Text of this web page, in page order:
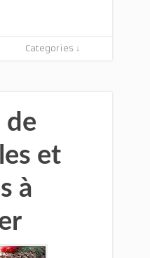
Categories ↓
de
et
à